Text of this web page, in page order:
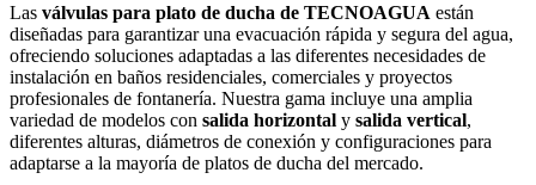
Las válvulas para plato de ducha de TECNOAGUA están
diseñadas para garantizar una evacuación rápida y segura del agua,
ofreciendo soluciones adaptadas a las diferentes necesidades de
instalación en baños residenciales, comerciales y proyectos
profesionales de fontanería. Nuestra gama incluye una amplia
variedad de modelos con salida horizontal y salida vertical,
diferentes alturas, diámetros de conexión y configuraciones para
adaptarse a la mayoría de platos de ducha del mercado.